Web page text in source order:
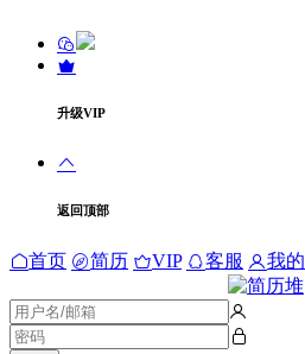
升级VIP
返回顶部
首页 简历 VIP 客服 我的